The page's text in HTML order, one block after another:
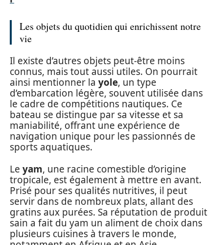
Les objets du quotidien qui enrichissent notre
vie
Il existe d’autres objets peut-être moins
connus, mais tout aussi utiles. On pourrait
ainsi mentionner la yole, un type
d’embarcation légère, souvent utilisée dans
le cadre de compétitions nautiques. Ce
bateau se distingue par sa vitesse et sa
maniabilité, offrant une expérience de
navigation unique pour les passionnés de
sports aquatiques.
Le yam, une racine comestible d’origine
tropicale, est également à mettre en avant.
Prisé pour ses qualités nutritives, il peut
servir dans de nombreux plats, allant des
gratins aux purées. Sa réputation de produit
sain a fait du yam un aliment de choix dans
plusieurs cuisines à travers le monde,